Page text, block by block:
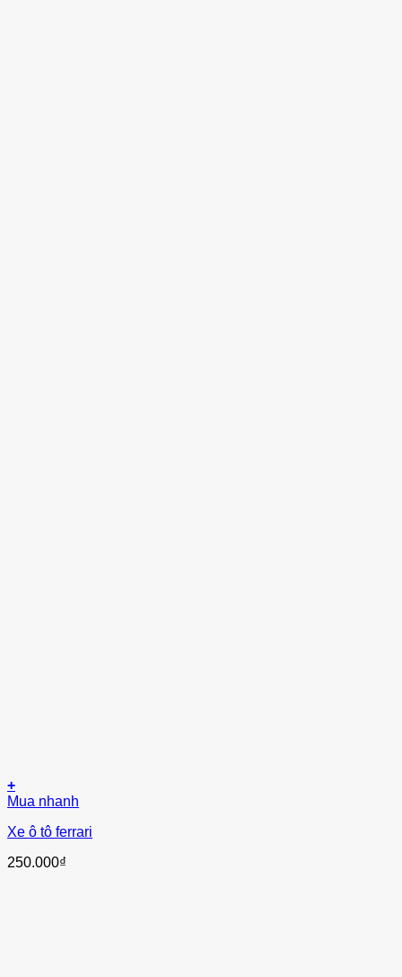
+
Mua nhanh
Xe ô tô ferrari
250.000₫